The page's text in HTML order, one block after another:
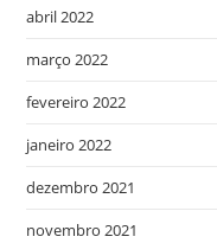
abril 2022
março 2022
fevereiro 2022
janeiro 2022
dezembro 2021
novembro 2021